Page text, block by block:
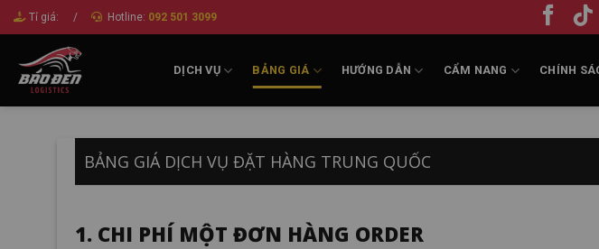
qua
dung
Tỉ giá: / Hotline: 092 501 3099
DỊCH VỤ BẢNG GIÁ HƯỚNG DẪN CẨM NANG CHÍNH
BẢNG GIÁ DỊCH VỤ ĐẶT HÀNG TRUNG QUỐC
1. CHI PHÍ MỘT ĐƠN HÀNG ORDER